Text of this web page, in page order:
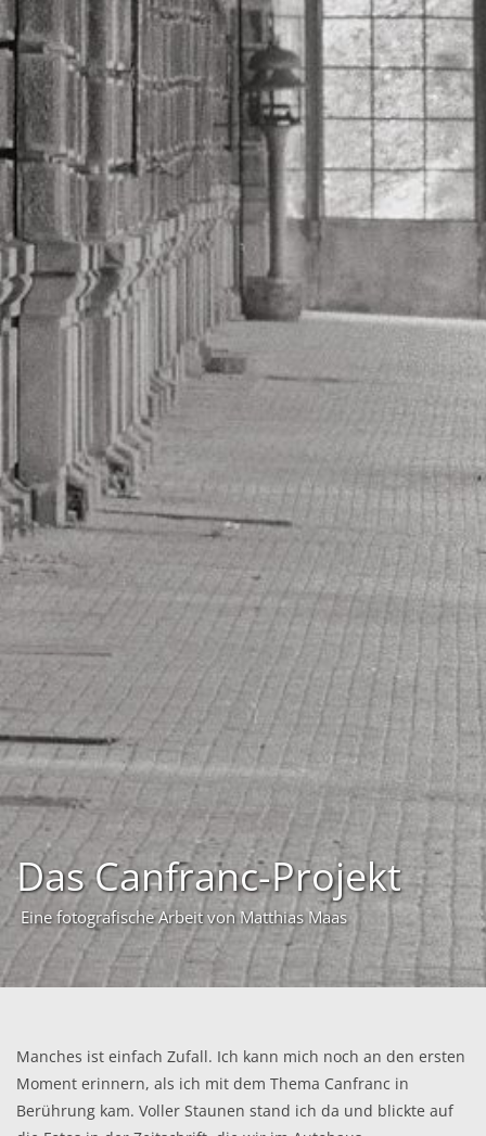
Das Canfranc-Projekt
Eine fotografische Arbeit von Matthias Maas
Manches ist einfach Zufall. Ich kann mich noch an den ersten
Moment erinnern, als ich mit dem Thema Canfranc in
Berührung kam. Voller Staunen stand ich da und blickte auf